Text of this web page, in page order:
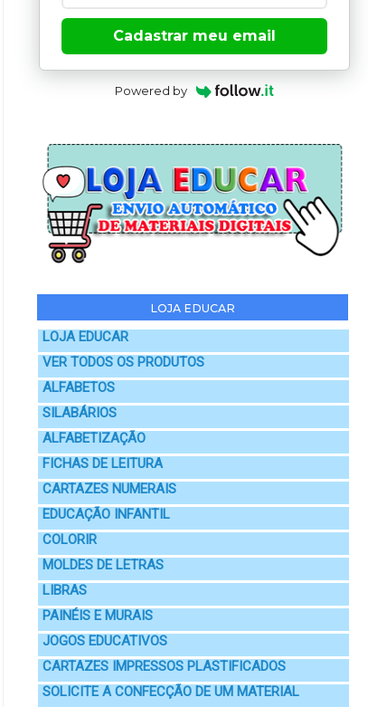
Cadastrar meu email
Powered by
LOJA EDUCAR
LOJA EDUCAR
VER TODOS OS PRODUTOS
ALFABETOS
SILABÁRIOS
ALFABETIZAÇÃO
FICHAS DE LEITURA
CARTAZES NUMERAIS
EDUCAÇÃO INFANTIL
COLORIR
MOLDES DE LETRAS
LIBRAS
PAINÉIS E MURAIS
JOGOS EDUCATIVOS
CARTAZES IMPRESSOS PLASTIFICADOS
SOLICITE A CONFECÇÃO DE UM MATERIAL